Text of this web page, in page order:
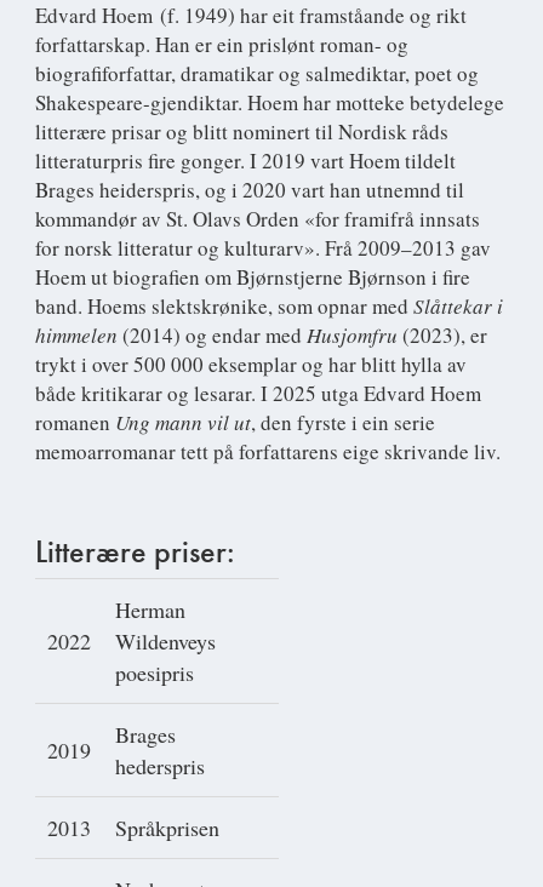
Edvard Hoem (f. 1949) har eit framståande og rikt
forfattarskap. Han er ein prislønt roman- og
biografiforfattar, dramatikar og salmediktar, poet og
Shakespeare-gjendiktar. Hoem har motteke betydelege
litterære prisar og blitt nominert til Nordisk råds
litteraturpris fire gonger. I 2019 vart Hoem tildelt
Brages heiderspris, og i 2020 vart han utnemnd til
kommandør av St. Olavs Orden «for framifrå innsats
for norsk litteratur og kulturarv». Frå 2009–2013 gav
Hoem ut biografien om Bjørnstjerne Bjørnson i fire
band. Hoems slektskrønike, som opnar med Slåttekar i
himmelen (2014) og endar med Husjomfru (2023), er
trykt i over 500 000 eksemplar og har blitt hylla av
både kritikarar og lesarar. I 2025 utga Edvard Hoem
romanen Ung mann vil ut, den fyrste i ein serie
memoarromanar tett på forfattarens eige skrivande liv.
Litterære priser:
2022
Herman
Wildenveys
poesipris
2019
Brages
hederspris
2013 Språkprisen